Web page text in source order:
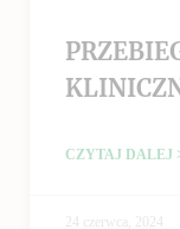
CZYTAJ DALEJ
24 czerwca, 2024